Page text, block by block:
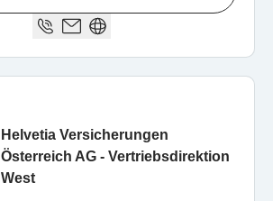
Helvetia Versicherungen
Österreich AG - Vertriebsdirektion
West